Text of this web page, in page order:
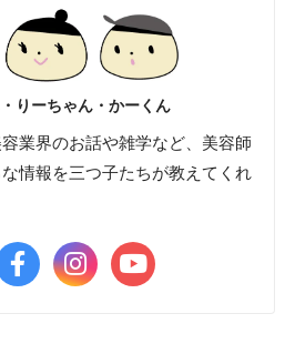
りーちゃん・かーくん
業界のお話や雑学など、美容師
情報を三つ子たちが教えてくれ